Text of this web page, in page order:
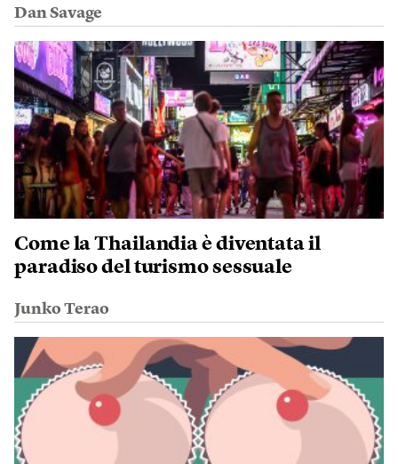
Dan Savage
Come la Thailandia è diventata il
paradiso del turismo sessuale
Junko Terao